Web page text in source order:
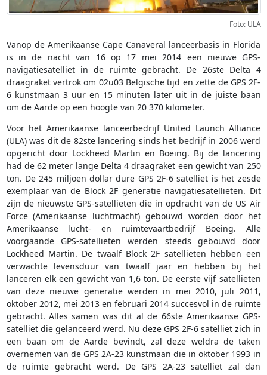
Foto: ULA
Vanop de Amerikaanse Cape Canaveral lanceerbasis in Florida
is in de nacht van 16 op 17 mei 2014 een nieuwe GPS-
navigatiesatelliet in de ruimte gebracht. De 26ste Delta 4
draagraket vertrok om 02u03 Belgische tijd en zette de GPS 2F-
6 kunstmaan 3 uur en 15 minuten later uit in de juiste baan
om de Aarde op een hoogte van 20 370 kilometer.
Voor het Amerikaanse lanceerbedrijf United Launch Alliance
(ULA) was dit de 82ste lancering sinds het bedrijf in 2006 werd
opgericht door Lockheed Martin en Boeing. Bij de lancering
had de 62 meter lange Delta 4 draagraket een gewicht van 250
ton. De 245 miljoen dollar dure GPS 2F-6 satelliet is het zesde
exemplaar van de Block 2F generatie navigatiesatellieten. Dit
zijn de nieuwste GPS-satellieten die in opdracht van de US Air
Force (Amerikaanse luchtmacht) gebouwd worden door het
Amerikaanse lucht- en ruimtevaartbedrijf Boeing. Alle
voorgaande GPS-satellieten werden steeds gebouwd door
Lockheed Martin. De twaalf Block 2F satellieten hebben een
verwachte levensduur van twaalf jaar en hebben bij het
lanceren elk een gewicht van 1,6 ton. De eerste vijf satellieten
van deze nieuwe generatie werden in mei 2010, juli 2011,
oktober 2012, mei 2013 en februari 2014 succesvol in de ruimte
gebracht. Alles samen was dit al de 66ste Amerikaanse GPS-
satelliet die gelanceerd werd. Nu deze GPS 2F-6 satelliet zich in
een baan om de Aarde bevindt, zal deze weldra de taken
overnemen van de GPS 2A-23 kunstmaan die in oktober 1993 in
de ruimte gebracht werd. De GPS 2A-23 satelliet zal dan